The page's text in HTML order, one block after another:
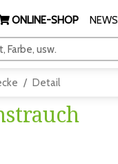
ONLINE-SHOP NEWS
Farbe, usw.
Detail